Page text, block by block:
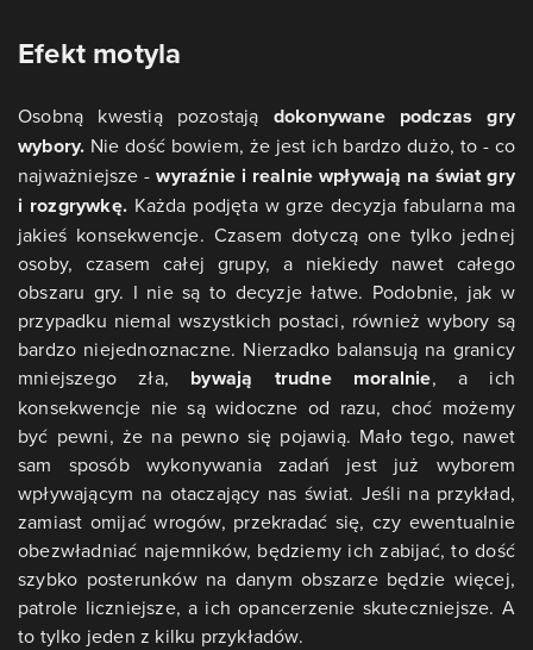
Efekt motyla
Osobną kwestią pozostają dokonywane podczas gry
wybory. Nie dość bowiem, że jest ich bardzo dużo, to - co
najważniejsze -wyraźnie i realnie wpływają na świat gry
i rozgrywkę.Każda podjęta w grze decyzja fabularna ma
jakieś konsekwencje. Czasem dotyczą one tylko jednej
osoby, czasem całej grupy, a niekiedy nawet całego
obszaru gry. I nie są to decyzje łatwe. Podobnie, jak w
przypadku niemal wszystkich postaci, również wybory są
bardzo niejednoznaczne. Nierzadko balansują na granicy
mniejszego zła, bywają trudne moralnie, a ich
konsekwencje nie są widoczne od razu, choć możemy
być pewni, że na pewno się pojawią. Mało tego, nawet
sam sposób wykonywania zadań jest już wyborem
wpływającym na otaczający nas świat. Jeśli na przykład,
zamiast omijać wrogów, przekradać się, czy ewentualnie
obezwładniać najemników, będziemy ich zabijać, to dość
szybko posterunków na danym obszarze będzie więcej,
patrole liczniejsze, a ich opancerzenie skuteczniejsze. A
to tylko jeden z kilku przykładów.